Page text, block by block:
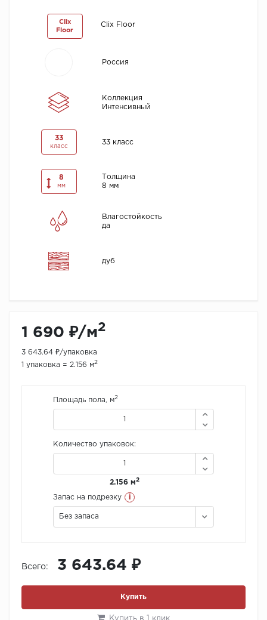
Clix
Floor
Clix Floor
Россия
Коллекция
Интенсивный
33
класс
33 класс
8
мм
Толщина
8 мм
Влагостойкость
да
дуб
1 690 ₽/м2
3 643.64 ₽/упаковка
1 упаковка = 2.156 м2
Площадь пола, м2
Количество упаковок:
2.156 м2
Запас на подрезку i
Без запаса
Всего: 3 643.64 ₽
Купить